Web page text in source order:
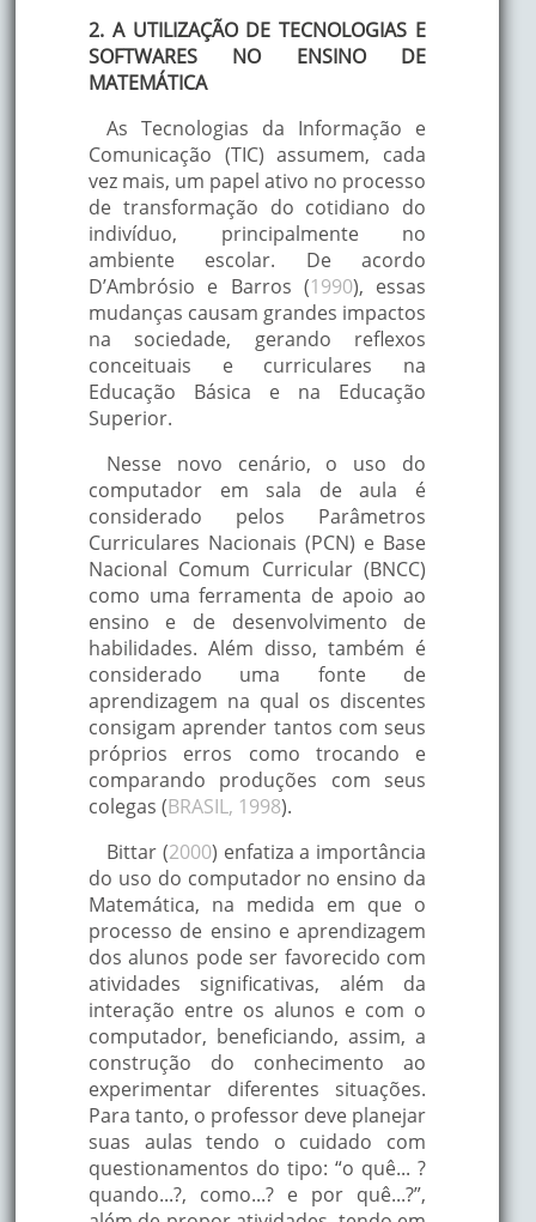
2. A UTILIZAÇÃO DE TECNOLOGIAS E
SOFTWARES NO ENSINO DE
MATEMÁTICA
As Tecnologias da Informação e
Comunicação (TIC) assumem, cada
vez mais, um papel ativo no processo
de transformação do cotidiano do
indivíduo, principalmente no
ambiente escolar. De acordo
D’Ambrósio e Barros (1990), essas
mudanças causam grandes impactos
na sociedade, gerando reflexos
conceituais e curriculares na
Educação Básica e na Educação
Superior.
Nesse novo cenário, o uso do
computador em sala de aula é
considerado pelos Parâmetros
Curriculares Nacionais (PCN) e Base
Nacional Comum Curricular (BNCC)
como uma ferramenta de apoio ao
ensino e de desenvolvimento de
habilidades. Além disso, também é
considerado uma fonte de
aprendizagem na qual os discentes
consigam aprender tantos com seus
próprios erros como trocando e
comparando produções com seus
colegas (BRASIL, 1998).
Bittar (2000) enfatiza a importância
do uso do computador no ensino da
Matemática, na medida em que o
processo de ensino e aprendizagem
dos alunos pode ser favorecido com
atividades significativas, além da
interação entre os alunos e com o
computador, beneficiando, assim, a
construção do conhecimento ao
experimentar diferentes situações.
Para tanto, o professor deve planejar
suas aulas tendo o cuidado com
questionamentos do tipo: “o quê... ?
quando...?, como...? e por quê...?”,